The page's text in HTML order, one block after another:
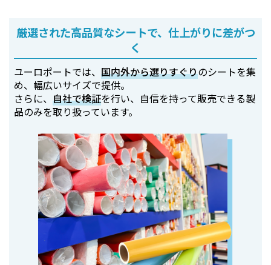
厳選された高品質なシートで、仕上がりに差がつ
く
ユーロポートでは、国内外から選りすぐりのシートを集
め、幅広いサイズで提供。
さらに、自社で検証を行い、自信を持って販売できる製
品のみを取り扱っています。